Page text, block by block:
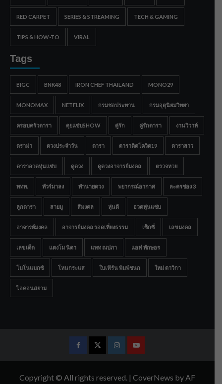
RED CARPET SERIES & STREAMING TECH & GAMING
TIPS & HOW-TO VIRAL
Tags
BIGC BNK48 IRON CHEF THAILAND MONO29
MONOMAX NETFLIX กรมชลประทาน กรมอุตุนิยมวิทยา
ครอบครัวดารา คุยแซ่บSHOW คู่รัก คู่รักดารา งานวิวาห์
ดราม่า ดวงประจำวัน ดารา ดาราติดโควิด19 ดาราสาว
ดาราอวดหุ่นแซ่บ ดูดวง ดูดวงอาจารย์มงคล ตรวจหวย
ททท. ทัวร์มาลง ทำนายดวง พยากรณ์อากาศ ละครช่อง 3
ลูกดารา สายมู สีมงคล หุ่นดี อวดหุ่นแซ่บ
อาจารย์มงคล อาจารย์มงคล รอดเที่ยงธรรม เซ็กซี่ เลขมงคล
เลขเด็ด แตงโม นิดา แพท ณปภา แอฟ ทักษอร
โมโนแมกซ์ โหนกระแส ใบเฟิร์น พิมพ์ชนก ใหม่ ดาวิกา
ไอคอนสยาม
FacebookTwitterInstagramYoutube
Copyright © All rights reserved. | CoverNews by AF